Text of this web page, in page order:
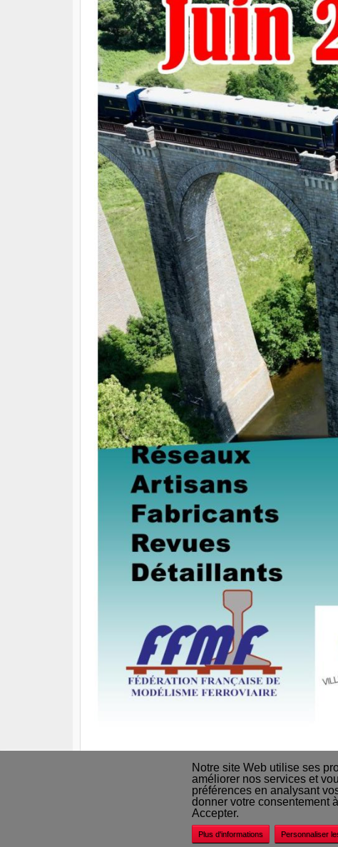
Nos revendeurs
Notre site Web utilise ses
améliorer nos services et
préférences en analysant
donner votre consentement
Accepter.
Plus d'informations Personnaliser